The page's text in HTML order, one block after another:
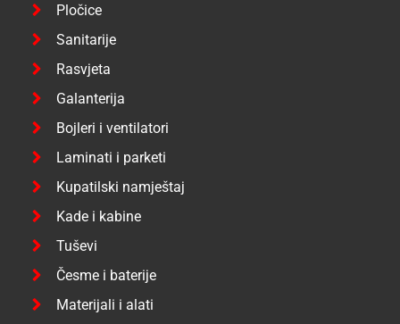
Pločice
Sanitarije
Rasvjeta
Galanterija
Bojleri i ventilatori
Laminati i parketi
Kupatilski namještaj
Kade i kabine
Tuševi
Česme i baterije
Materijali i alati